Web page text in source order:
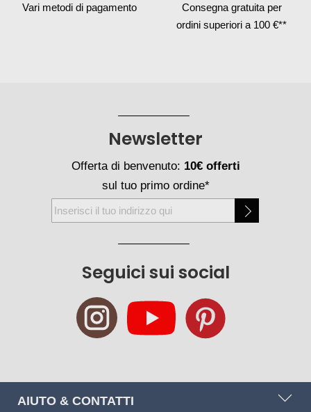
Vari metodi di pagamento Consegna gratuita per
ordini superiori a 100 €**
Seguici sui social
Newsletter
Offerta di benvenuto: 10€ offerti
sul tuo primo ordine*
Iscriviti
alla
AIUTO & CONTATTI